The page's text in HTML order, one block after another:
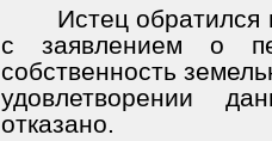
Истец обратился
с заявлением о
собственность
удовлетворении
отказано.